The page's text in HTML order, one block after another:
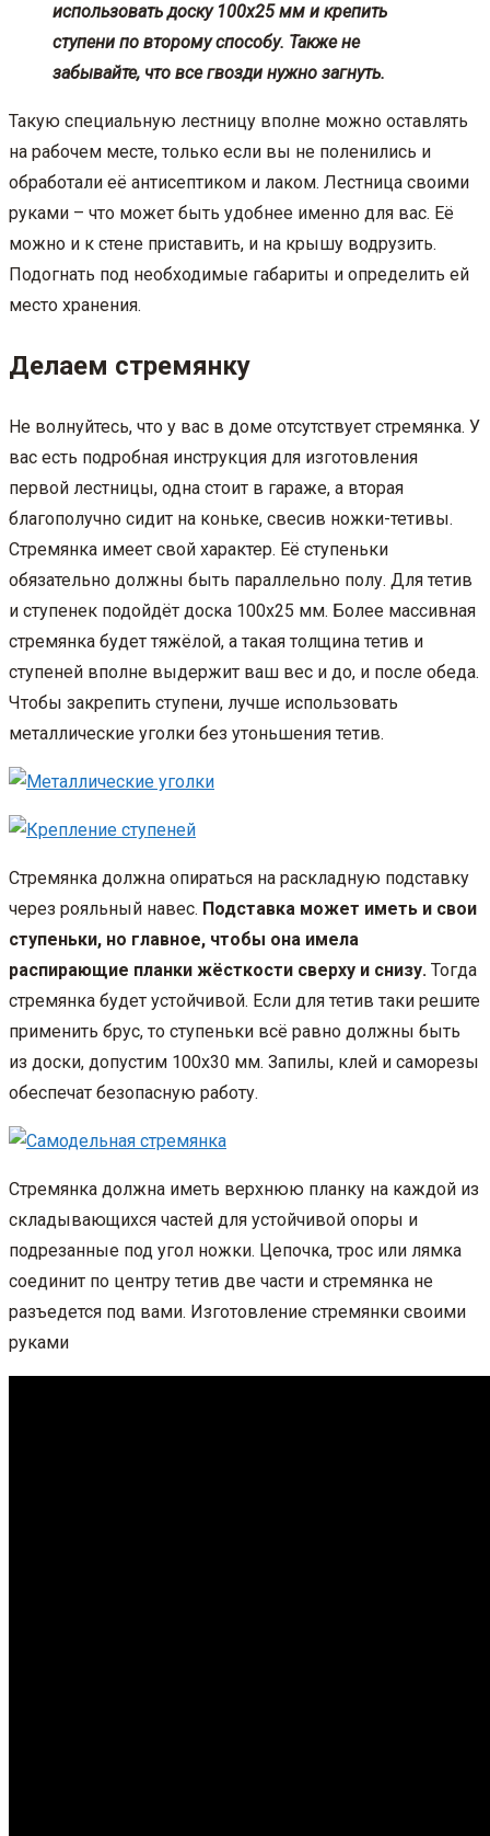
использовать доску 100х25 мм и крепить
ступени по второму способу. Также не
забывайте, что все гвозди нужно загнуть.
Такую специальную лестницу вполне можно оставлять
на рабочем месте, только если вы не поленились и
обработали её антисептиком и лаком. Лестница своими
руками – что может быть удобнее именно для вас. Её
можно и к стене приставить, и на крышу водрузить.
Подогнать под необходимые габариты и определить ей
место хранения.
Делаем стремянку
Не волнуйтесь, что у вас в доме отсутствует стремянка. У
вас есть подробная инструкция для изготовления
первой лестницы, одна стоит в гараже, а вторая
благополучно сидит на коньке, свесив ножки-тетивы.
Стремянка имеет свой характер. Её ступеньки
обязательно должны быть параллельно полу. Для тетив
и ступенек подойдёт доска 100х25 мм. Более массивная
стремянка будет тяжёлой, а такая толщина тетив и
ступеней вполне выдержит ваш вес и до, и после обеда.
Чтобы закрепить ступени, лучше использовать
металлические уголки без утоньшения тетив.
Стремянка должна опираться на раскладную подставку
через рояльный навес. Подставка может иметь и свои
ступеньки, но главное, чтобы она имела
распирающие планки жёсткости сверху и снизу. Тогда
стремянка будет устойчивой. Если для тетив таки решите
применить брус, то ступеньки всё равно должны быть
из доски, допустим 100х30 мм. Запилы, клей и саморезы
обеспечат безопасную работу.
Стремянка должна иметь верхнюю планку на каждой из
складывающихся частей для устойчивой опоры и
подрезанные под угол ножки. Цепочка, трос или лямка
соединит по центру тетив две части и стремянка не
разъедется под вами. Изготовление стремянки своими
руками